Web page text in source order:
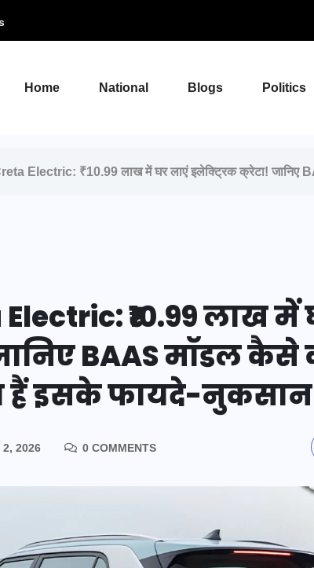
Home National Blogs Politics
Electric: ₹10.99 लाख में घर लाएं इलेक्ट्रिक क्रेटा! जानिए
₹10.99 लाख में
BAAS मॉडल
हैं इसके फायदे-नुकसान
2, 2026 0 COMMENTS